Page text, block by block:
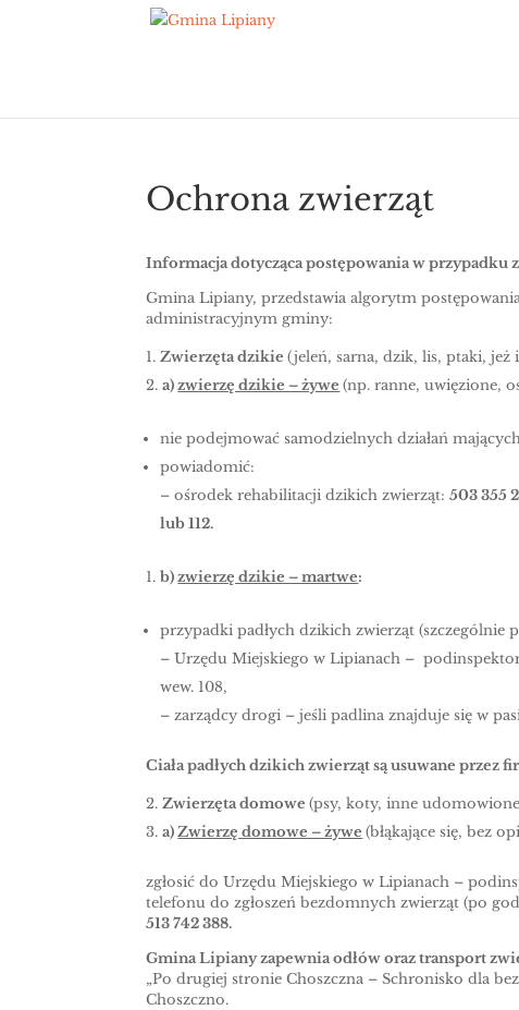
Ochrona zwierząt
Informacja dotycząca postępowania w
Gmina Lipiany, przedstawia algorytm
administracyjnym gminy:
Zwierzęta dzikie(jeleń, sarna, dzik, lis, ptaki, jeż
a)zwierzę dzikie – żywe (np. ranne, uwięzione,
nie podejmować samodzielnych działań
powiadomić:
– ośrodek rehabilitacji dzikich zwierząt:503 355
lub 112.
b)zwierzę dzikie – martwe:
przypadki padłych dzikich zwierząt (szczególnie
– Urzędu Miejskiego w Lipianach – podinspektor
wew. 108,
– zarządcy drogi – jeśli padlina znajduje się w
Ciała padłych dzikich zwierząt są usuwane przez
Zwierzęta domowe(psy, koty, inne
a)Zwierzę domowe – żywe (błąkające się, bez
zgłosić do Urzędu Miejskiego w Lipianach –
telefonu do zgłoszeń bezdomnych zwierząt (po
513 742 388.
Gmina Lipiany zapewnia odłów oraz transport
„Po drugiej stronie Choszczna – Schronisko dla
Choszczno.